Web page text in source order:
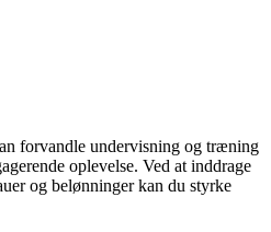
forvandle undervisning og træning
oplevelse. Ved at inddrage
og belønninger kan du styrke